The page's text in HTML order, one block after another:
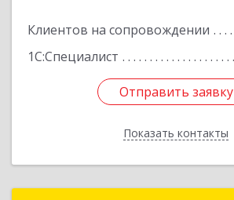
Клиентов на сопровождении
1С:Специалист
Отправить заявку
Показать контакты
Отправить заявку
Назад